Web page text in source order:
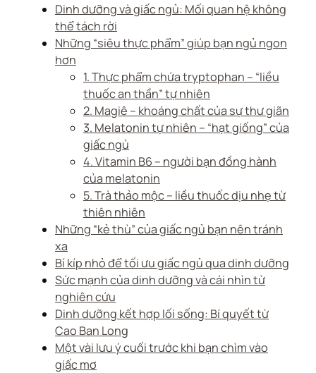
Dinh dưỡng và giấc ngủ: Mối quan hệ không
thể tách rời
Những “siêu thực phẩm” giúp bạn ngủ ngon
hơn
1. Thực phẩm chứa tryptophan – “liều
thuốc an thần” tự nhiên
2. Magiê – khoáng chất của sự thư giãn
3. Melatonin tự nhiên – “hạt giống” của
giấc ngủ
4. Vitamin B6 – người bạn đồng hành
của melatonin
5. Trà thảo mộc – liều thuốc dịu nhẹ từ
thiên nhiên
Những “kẻ thù” của giấc ngủ bạn nên tránh
xa
Bí kíp nhỏ để tối ưu giấc ngủ qua dinh dưỡng
Sức mạnh của dinh dưỡng và cái nhìn từ
nghiên cứu
Dinh dưỡng kết hợp lối sống: Bí quyết từ
Cao Ban Long
Một vài lưu ý cuối trước khi bạn chìm vào
giấc mơ